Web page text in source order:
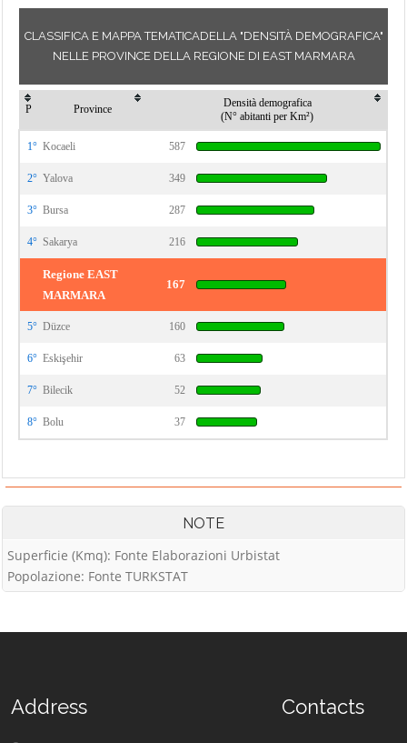
CLASSIFICA E MAPPA TEMATICADELLA "DENSITÀ DEMOGRAFICA"
NELLE PROVINCE DELLA REGIONE DI EAST MARMARA
P Province
Densità demografica
(N° abitanti per Km²)
1° Kocaeli 587
2° Yalova 349
3° Bursa 287
4° Sakarya 216
Regione EAST
MARMARA
167
5° Düzce 160
6° Eskişehir 63
7° Bilecik 52
8° Bolu 37
NOTE
Superficie (Kmq): Fonte Elaborazioni Urbistat
Popolazione: Fonte TURKSTAT
Address Contacts